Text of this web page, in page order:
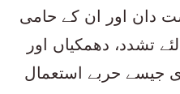
دان اور ان کے حامی
تشدد، دھمکیاں اور
جیسے حربے استعمال